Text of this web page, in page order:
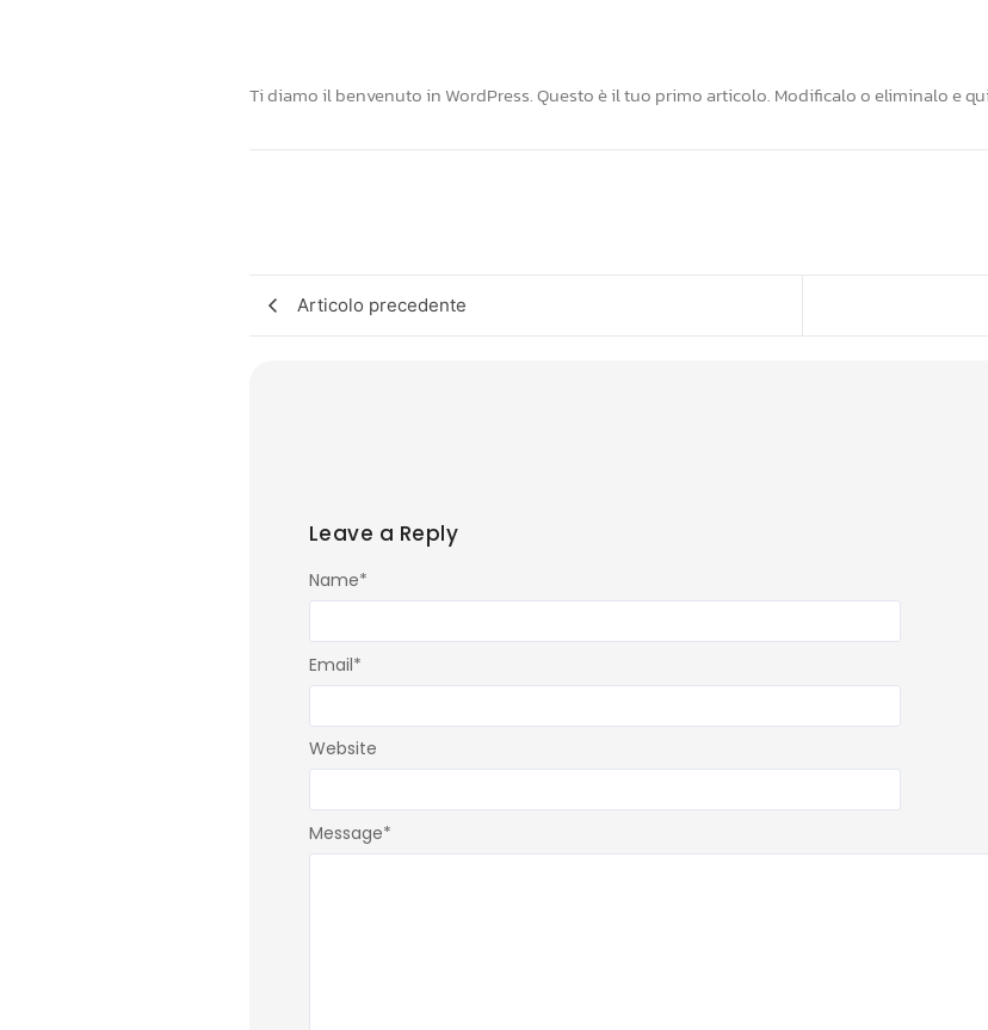
Ti diamo il benvenuto in WordPress. Questo è il tuo primo articolo. Modificalo o eliminalo e
Articolo precedente
Leave a Reply
Message*
Name*
Email*
Website